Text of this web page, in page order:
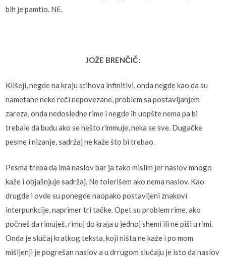
bih je pamtio. NE.
JOŽE BRENČIČ:
Klišeji, negde na kraju stihova infinitivi, onda negde kao da su
nametane neke reči nepovezane, problem sa postavljanjem
zareza, onda nedosledne rime i negde ih uopšte nema pa bi
trebale da budu ako se nešto rimmuje, neka se sve. Dugačke
pesme i nizanje, sadržaj ne kaže što bi trebao.
Pesma treba da ima naslov bar ja tako mislim jer naslov mnogo
kaže i objašnjuje sadržaj. Ne tolerišem ako nema naslov. Kao
drugde i ovde su ponegde naopako postavljeni znakovi
interpunkcije, naprimer tri tačke. Opet su problem rime, ako
počneš da rimuješ, rimuj do kraja u jednoj shemi ili ne piši u rimi.
Onda je slučaj kratkog teksta, koji ništa ne kaže i po mom
mišljenji je pogrešan naslov a u drrugom slučaju je isto da naslov